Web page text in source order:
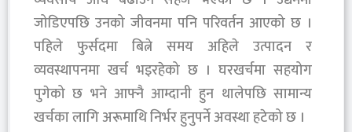
जोडिएपछि उनको जीवनमा पनि परिवर्तन आएको छ ।
पहिले फुर्सदमा बित्ने समय अहिले उत्पादन र
व्यवस्थापनमा खर्च भइरहेको छ । घरखर्चमा सहयोग
पुगेको छ भने आफ्नै आम्दानी हुन थालेपछि सामान्य
खर्चका लागि अरूमाथि निर्भर हुनुपर्ने अवस्था हटेको छ ।